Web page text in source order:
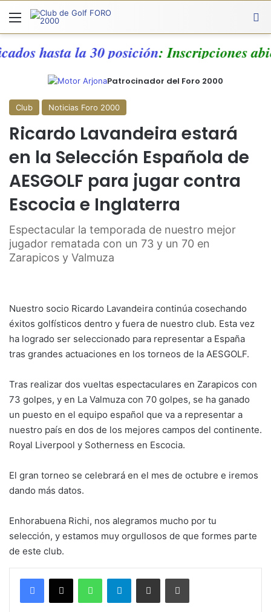
Menú
hasta la 30 posición: Inscripciones
Patrocinador del Foro 2000
Club Noticias Foro 2000
Ricardo Lavandeira estará
en la Selección Española de
AESGOLF para jugar contra
Escocia e Inglaterra
Espectacular la temporada de nuestro mejor
jugador rematada con un 73 y un 70 en
Zarapicos y Valmuza
Nuestro socio Ricardo Lavandeira continúa cosechando
éxitos golfísticos dentro y fuera de nuestro club. Esta vez
ha logrado ser seleccionado para representar a España
tras grandes actuaciones en los torneos de la AESGOLF.
Tras realizar dos vueltas espectaculares en Zarapicos con
73 golpes, y en La Valmuza con 70 golpes, se ha ganado
un puesto en el equipo español que va a representar a
nuestro país en dos de los mejores campos del continente.
Royal Liverpool y Sotherness en Escocia.
El gran torneo se celebrará en el mes de octubre e iremos
dando más datos.
Enhorabuena Richi, nos alegramos mucho por tu
selección, y estamos muy orgullosos de que formes parte
de este club.
WhatsAppTelegramCompartir por correo electrónicoImprimir